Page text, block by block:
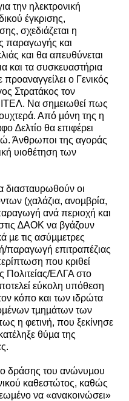
την ηλεκτρονική
έγκρισης,
σχεδιάζεται η
παραγωγής και
και θα απευθύνεται
και τα συσκευαστήρια
ο Γενικός
Στρατάκος τον
Να σηµειωθεί πως
Από µόνη της η
∆ελτίο θα επιφέρει
Άνθρωποι της αγοράς
υιοθέτηση των
διασταυρωθούν οι
(χαλάζια, ανοµβρία,
ανά περιοχή και
∆ΑΟΚ να βγάζουν
µε τις ασύµµετρες
παραγωγή επιτραπέζιας
που κριθεί
Πολιτείας/ΕΛΓΑ στο
εύκολη υπόθεση
κόπο και των ιδρώτα
τµηµάτων των
η φετινή, που ξεκίνησε
θύµα της
δράσης του ανώνυµου
καθεστώτος, καθώς
να «ανακοινώσει»